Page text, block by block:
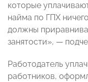
которые
найма по ГПХ
должны
занятости», —
Работодатель
работников,